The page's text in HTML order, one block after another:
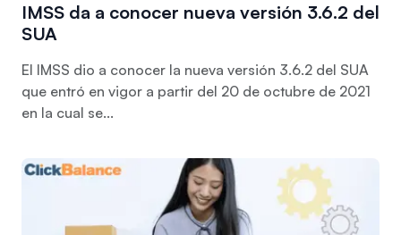
IMSS da a conocer nueva versión 3.6.2 del
SUA
El IMSS dio a conocer la nueva versión 3.6.2 del SUA
que entró en vigor a partir del 20 de octubre de 2021
en la cual se...